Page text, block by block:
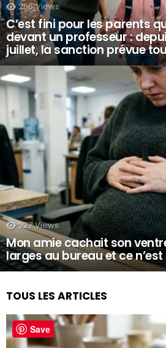
266 Views
C’est fini pour les parents
devant un professeur :
juillet, la sanction prévue
227 Views
Mon amie cachait son
larges au bureau et ce
TOUS LES ARTICLES
Save